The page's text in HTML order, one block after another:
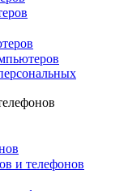
и телефонов